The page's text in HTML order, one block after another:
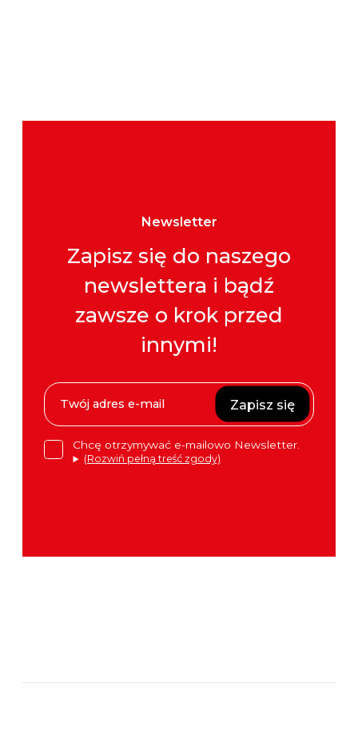
Newsletter
Zapisz się do naszego
newslettera i bądź
zawsze o krok przed
innymi!
Zapisz się
Chcę otrzymywać e-mailowo Newsletter.
(Rozwiń pełną treść zgody)